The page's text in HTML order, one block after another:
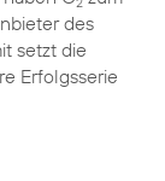
des
setzt die
Erfolgsserie